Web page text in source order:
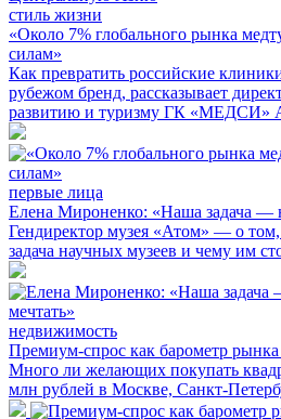
стиль жизни
«Около 7% глобального рынка
силам»
Как превратить российские
рубежом бренд, рассказывает
развитию и туризму ГК «МЕДСИ»
первые лица
Елена Мироненко: «Наша задача —
Гендиректор музея «Атом» — о том,
задача научных музеев и чему им
недвижимость
Премиум-спрос как барометр
Много ли желающих покупать
млн рублей в Москве, Санкт-